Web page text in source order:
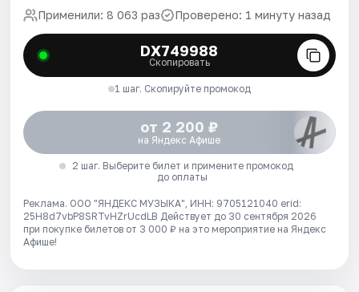
Применили: 8 063 раз Проверено: 1 минуту назад
DX749988
Скопировать
1 шаг. Скопируйте промокод
от 2 200 ₽
на Яндекс Афише
2 шаг. Выберите билет и примените промокод
до оплаты
Реклама. ООО "ЯНДЕКС МУЗЫКА", ИНН: 9705121040 erid:
25H8d7vbP8SRTvHZrUcdLB Действует до 30 сентября 2026
при покупке билетов от 3 000 ₽ на это мероприятие на Яндекс
Афише!